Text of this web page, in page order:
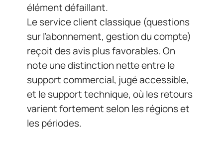
élément défaillant.
Le service client classique (questions
sur l’abonnement, gestion du compte)
reçoit des avis plus favorables. On
note une distinction nette entre le
support commercial, jugé accessible,
et le support technique, où les retours
varient fortement selon les régions et
les périodes.